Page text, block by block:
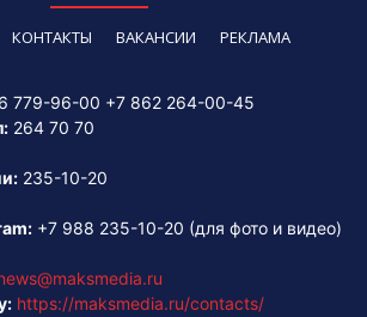
КОНТАКТЫ ВАКАНСИИ РЕКЛАМА
779-96-00 +7 862 264-00-45
264 70 70
235-10-20
+7 988 235-10-20 (для фото и видео)
https://maksmedia.ru/contacts/